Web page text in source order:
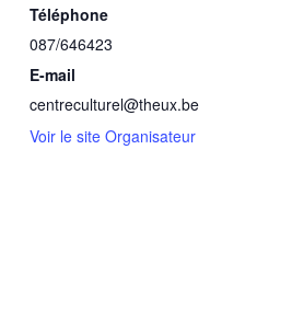
Téléphone
087/646423
E-mail
centreculturel@theux.be
Voir le site Organisateur